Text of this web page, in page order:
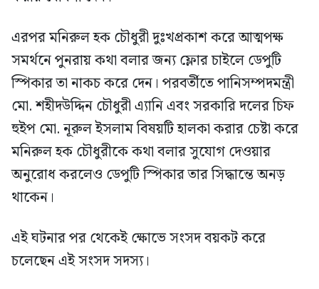
এরপর মনিরুল হক চৌধুরী দুঃখপ্রকাশ করে আত্মপক্ষ
সমর্থনে পুনরায় কথা বলার জন্য ফ্লোর চাইলে ডেপুটি
স্পিকার তা নাকচ করে দেন। পরবর্তীতে পানিসম্পদমন্ত্রী
মো. শহীদউদ্দিন চৌধুরী এ্যানি এবং সরকারি দলের চিফ
হুইপ মো. নূরুল ইসলাম বিষয়টি হালকা করার চেষ্টা করে
মনিরুল হক চৌধুরীকে কথা বলার সুযোগ দেওয়ার
অনুরোধ করলেও ডেপুটি স্পিকার তার সিদ্ধান্তে অনড়
থাকেন।
এই ঘটনার পর থেকেই ক্ষোভে সংসদ বয়কট করে
চলেছেন এই সংসদ সদস্য।